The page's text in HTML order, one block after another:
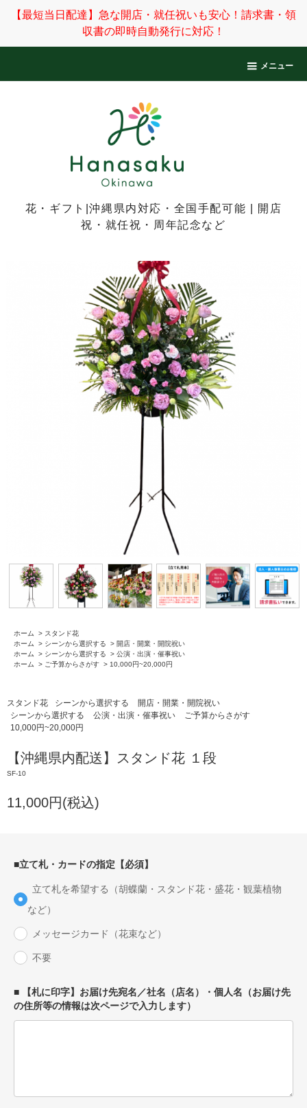
【最短当日配達】急な開店・就任祝いも安心！請求書・領
収書の即時自動発行に対応！
メニュー
花・ギフト|沖縄県内対応・全国手配可能 | 開店
祝・就任祝・周年記念など
ホーム > スタンド花
ホーム
> シーンから選択する > 開店・開業・開院祝い
ホーム
> シーンから選択する > 公演・出演・催事祝い
ホーム
> ご予算からさがす > 10,000円~20,000円
スタンド花 シーンから選択する
開店・開業・開院祝い
シーンから選択する
公演・出演・催事祝い
ご予算からさがす
10,000円~20,000円
【沖縄県内配送】スタンド花 １段
SF-10
11,000円(税込)
■立て札・カードの指定【必須】
立て札を希望する（胡蝶蘭・スタンド花・盛花・観葉植物
など）
メッセージカード（花束など）
不要
■ 【札に印字】お届け先宛名／社名（店名）・個人名（お届け先
の住所等の情報は次ページで入力します）